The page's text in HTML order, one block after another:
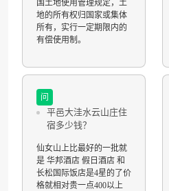
国土地使用管理规定，土
地的所有权归国家或集体
所有，实行一定期限内的
有偿使用制。
问
平邑大洼水云山庄住
宿多少钱？
仙女山上比最好的一批就
是 华邦酒店 假日酒店 和
长松国际饭店是4星的了价
格就相对贵一点400以上